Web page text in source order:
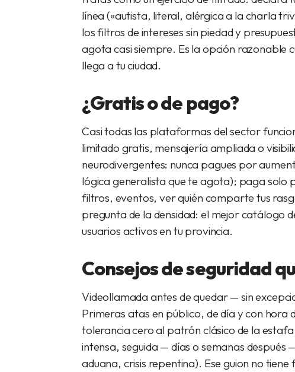
línea («autista, literal, alérgica a la charla
los filtros de intereses sin piedad y
agota casi siempre. Es la opción razonable
llega a tu ciudad.
¿Gratis o de pago?
Casi todas las plataformas del sector
limitado gratis, mensajería ampliada o
neurodivergentes: nunca pagues por
lógica generalista que te agota); paga solo
filtros, eventos, ver quién comparte tus
pregunta de la densidad: el mejor catálogo
usuarios activos en tu provincia.
Consejos de seguridad
Videollamada antes de quedar — sin
Primeras citas en público, de día y con hora
tolerancia cero al patrón clásico de la
intensa, seguida — días o semanas después
aduana, crisis repentina). Ese guion no